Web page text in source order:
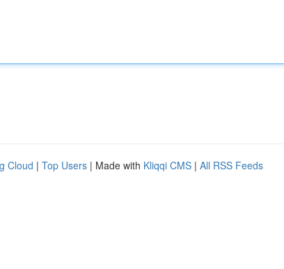
Cloud | Top Users | Made with Kliqqi CMS | All RSS Feeds